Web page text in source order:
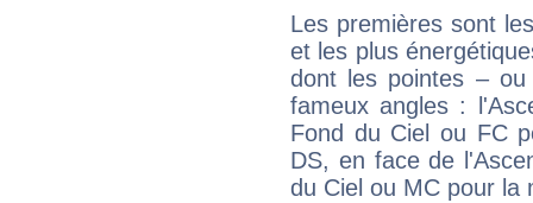
Les premières sont
et les plus
dont les pointes –
fameux angles :
Fond du Ciel ou FC
DS, en face de
du Ciel ou MC pour la